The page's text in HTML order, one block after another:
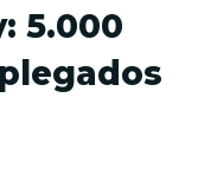
5.000